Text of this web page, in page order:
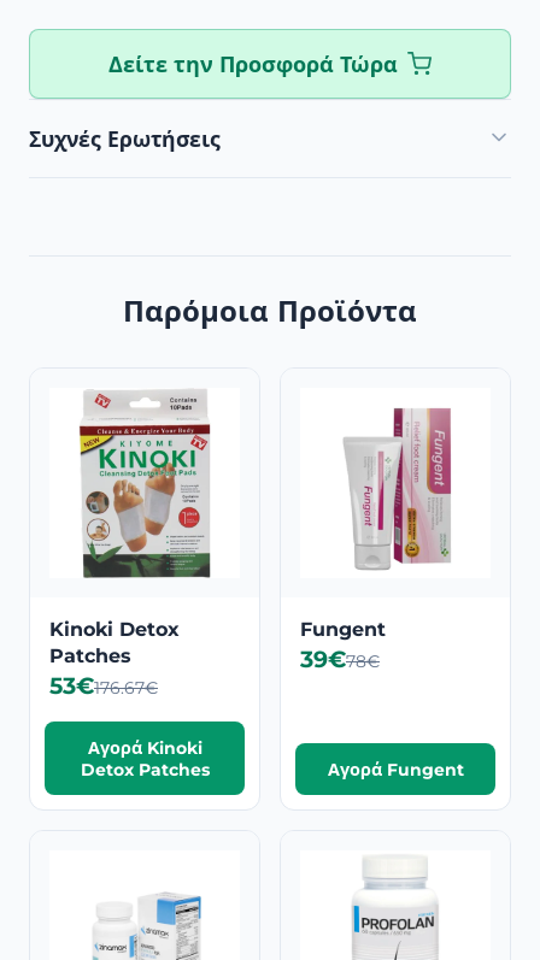
Δείτε την Προσφορά Τώρα
Συχνές Ερωτήσεις
Παρόμοια Προϊόντα
Kinoki Detox
Patches
53€176.67€
Αγορά Kinoki
Detox Patches
Fungent
39€78€
Αγορά Fungent